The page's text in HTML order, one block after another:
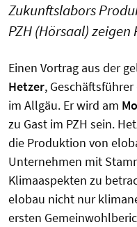
Zukunftslabors
PZH (Hörsaal)
Einen Vortrag aus der
Hetzer, Geschäftsführer
im Allgäu. Er wird am
zu Gast im PZH sein.
die Produktion von
Unternehmen mit
Klimaaspekten zu
elobau nicht nur
ersten